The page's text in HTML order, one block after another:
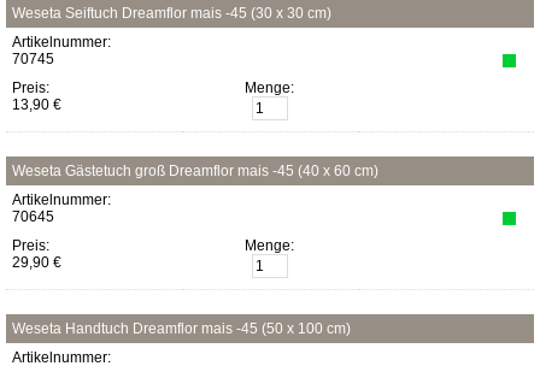
Weseta Seiftuch Dreamflor mais -45 (30 x 30 cm)
Artikelnummer:
70745
Preis:
13,90 €
Menge:
Weseta Gästetuch groß Dreamflor mais -45 (40 x 60 cm)
Artikelnummer:
70645
Preis:
29,90 €
Menge:
Weseta Handtuch Dreamflor mais -45 (50 x 100 cm)
Artikelnummer: